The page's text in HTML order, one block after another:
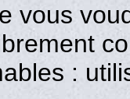
vous
: